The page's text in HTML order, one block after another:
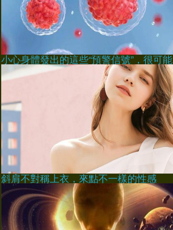
小心身體發出的這些“預警信號”，很可
斜肩不對稱上衣，來點不一樣的性感